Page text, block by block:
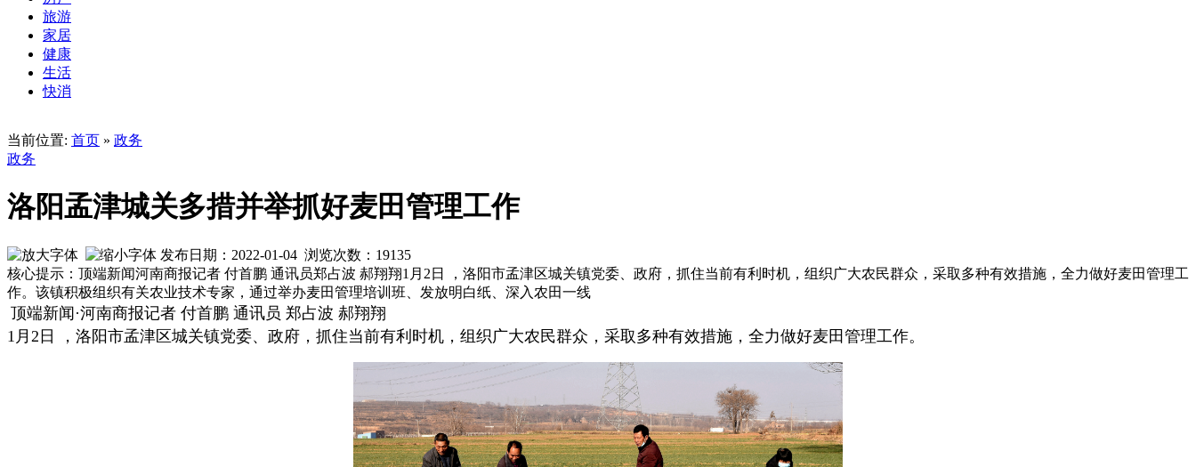
旅游
家居
健康
生活
快消
当前位置: 首页 » 政务
政务
洛阳孟津城关多措并举抓好麦田管理工作
发布日期：2022-01-04 浏览次数： 19135
核心提示：顶端新闻河南商报记者 付首鹏 通讯员郑占波 郝翔翔1月2日 ，洛阳市孟津区城关镇党委、政府，抓住当前有利时机，组织广大农民群众，采取多种有效措施，全力做好麦田管理工
作。该镇积极组织有关农业技术专家，通过举办麦田管理培训班、发放明白纸、深入农田一线
顶端新闻·河南商报记者 付首鹏 通讯员 郑占波 郝翔翔
1月2日 ，洛阳市孟津区城关镇党委、政府，抓住当前有利时机，组织广大农民群众，采取多种有效措施，全力做好麦田管理工作。